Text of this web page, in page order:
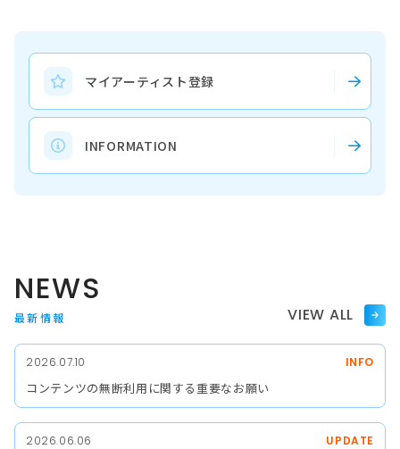
マイアーティスト登録
INFORMATION
NEWS
最新情報 VIEW ALL
INFO
2026.07.10
コンテンツの無断利用に関する重要なお願い
UPDATE
2026.06.06